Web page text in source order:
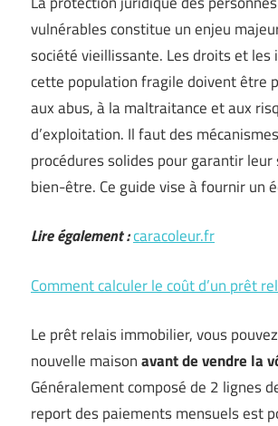
vulnérables constitue un enjeu
société vieillissante. Les droits et les
cette population fragile doivent être
aux abus, à la maltraitance et aux
d’exploitation. Il faut des
procédures solides pour garantir
bien-être. Ce guide vise à fournir un
Lire également :caracoleur.fr
Comment calculer le coût d’un prêt
Le prêt relais immobilier, vous pouvez
nouvelle maisonavant de vendre la
Généralement composé de 2 lignes
report des paiements mensuels est